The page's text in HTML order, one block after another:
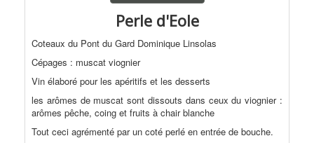
Perle d'Eole
Coteaux du Pont du Gard Dominique Linsolas
Cépages : muscat viognier
Vin élaboré pour les apéritifs et les desserts
les arômes de muscat sont dissouts dans ceux du viognier :
arômes pêche, coing et fruits à chair blanche
Tout ceci agrémenté par un coté perlé en entrée de bouche.